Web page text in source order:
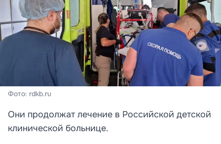
Фото: rdkb.ru
Они продолжат лечение в Российской детской
клинической больнице.